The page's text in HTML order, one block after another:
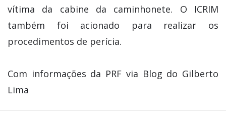
vítima da cabine da caminhonete. O ICRIM
também foi acionado para realizar os
procedimentos de perícia.
Com informações da PRF via Blog do Gilberto
Lima